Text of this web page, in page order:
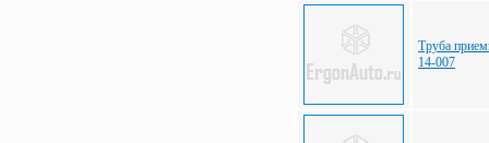
Труба
14-007